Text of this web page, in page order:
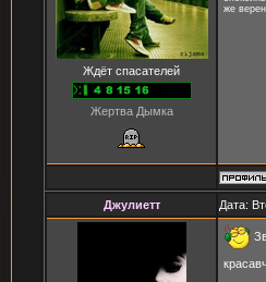
Ждёт спасателей
Жертва Дымка
же
Джулиетт Дата: